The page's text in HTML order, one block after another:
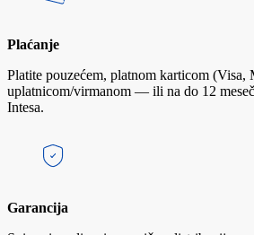
Plaćanje
Platite pouzećem, platnom karticom (Visa,
uplatnicom/virmanom — ili na do 12
Intesa.
Garancija